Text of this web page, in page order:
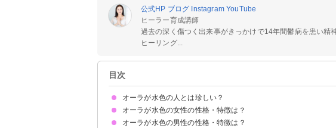
公式HP ブログ InstagramYouTube
ヒーラー育成講師
過去の深く傷つく出来事がきっかけで14年間鬱病を患い精
ヒーリング...
目次
オーラが水色の人とは珍しい？
オーラが水色の女性の性格・特徴は？
①優しくて繊細な性格
②平和主義者
③落ち着いた性格
④誰にでも公平に接する
⑤直感力が高い
オーラが水色の男性の性格・特徴は？